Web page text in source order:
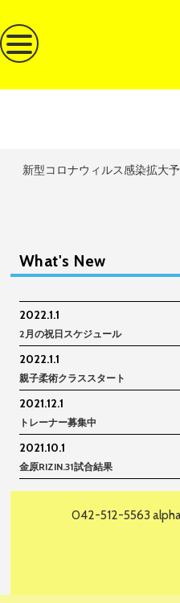
新型コロナウィルス感染拡大
What's New
2022.1.1
2月の祝日スケジュール
2022.1.1
親子柔術クラススタート
2021.12.1
トレーナー募集中
2021.10.1
金原RIZIN.31試合結果
042-512-5563